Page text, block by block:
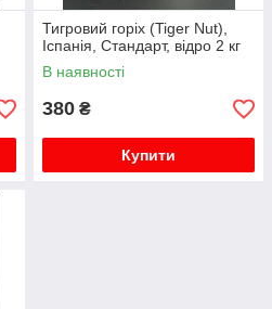
Тигровий горіх (Tiger Nut),
Іспанія, Стандарт, відро 2 кг
В наявності
380 ₴
Купити